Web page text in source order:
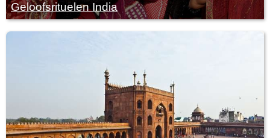
Geloofsrituelen India